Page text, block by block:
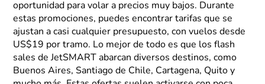
oportunidad para volar a precios muy bajos. Durante
estas promociones, puedes encontrar tarifas que se
ajustan a casi cualquier presupuesto, con vuelos desde
US$19 por tramo. Lo mejor de todo es que los flash
sales de JetSMART abarcan diversos destinos, como
Buenos Aires, Santiago de Chile, Cartagena, Quito y